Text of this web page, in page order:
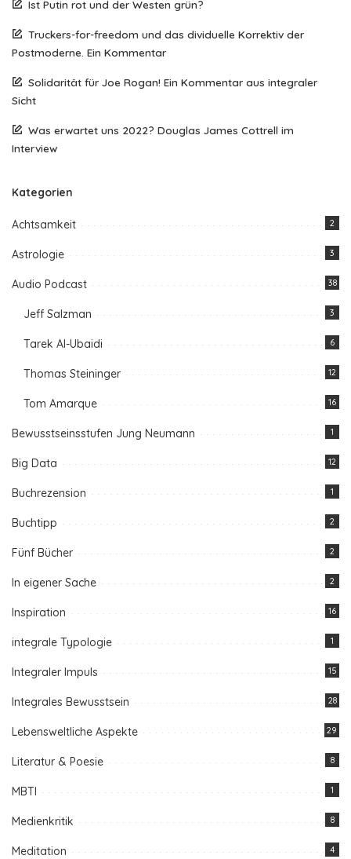
Ist Putin rot und der Westen grün?
Truckers-for-freedom und das dividuelle Korrektiv der
Postmoderne. Ein Kommentar
Solidarität für Joe Rogan! Ein Kommentar aus integraler
Sicht
Was erwartet uns 2022? Douglas James Cottrell im
Interview
Kategorien
Achtsamkeit 2
Astrologie 3
Audio Podcast 38
Jeff Salzman 3
Tarek Al-Ubaidi 6
Thomas Steininger 12
Tom Amarque 16
Bewusstseinsstufen Jung Neumann 1
Big Data 12
Buchrezension 1
Buchtipp 2
Fünf Bücher 2
In eigener Sache 2
Inspiration 16
integrale Typologie 1
Integraler Impuls 15
Integrales Bewusstsein 28
Lebensweltliche Aspekte 29
Literatur & Poesie 8
MBTI 1
Medienkritik 8
Meditation 4